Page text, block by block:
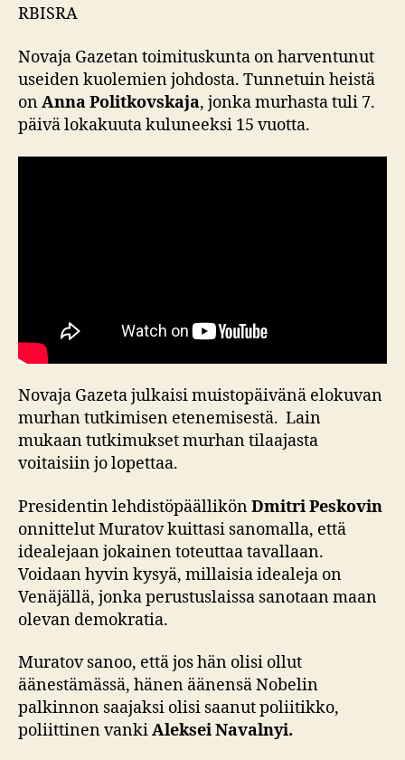
RBISRA
Novaja Gazetan toimituskunta on harventunut
useiden kuolemien johdosta. Tunnetuin heistä
onAnna Politkovskaja, jonka murhasta tuli 7.
päivä lokakuuta kuluneeksi 15 vuotta.
Novaja Gazeta julkaisi muistopäivänä elokuvan
murhan tutkimisen etenemisestä. Lain
mukaan tutkimukset murhan tilaajasta
voitaisiin jo lopettaa.
Presidentin lehdistöpäällikönDmitri Peskovin
onnittelut Muratov kuittasi sanomalla, että
idealejaan jokainen toteuttaa tavallaan.
Voidaan hyvin kysyä, millaisia idealeja on
Venäjällä, jonka perustuslaissa sanotaan maan
olevan demokratia.
Muratov sanoo, että jos hän olisi ollut
äänestämässä, hänen äänensä Nobelin
palkinnon saajaksi olisi saanut poliitikko,
poliittinen vankiAleksei Navalnyi.